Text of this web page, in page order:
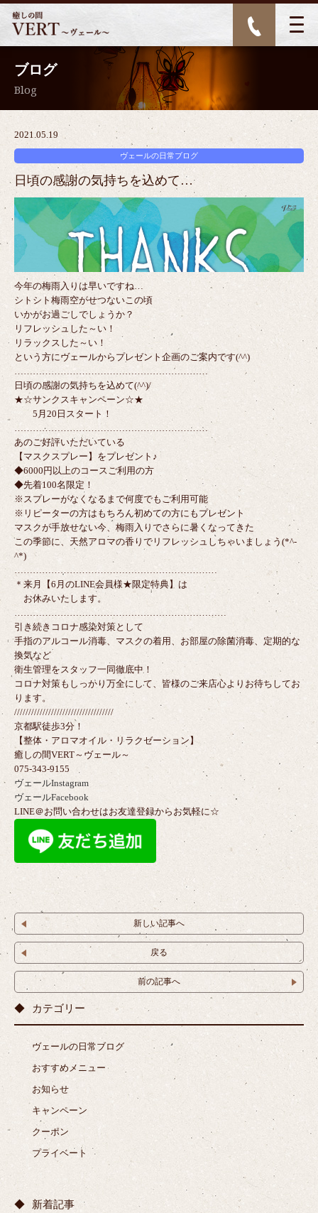
ブログ
Blog
2021.05.19
ヴェールの日常ブログ
日頃の感謝の気持ちを込めて…
今年の梅雨入りは早いですね…
シトシト梅雨空がせつないこの頃
いかがお過ごしでしょうか？
リフレッシュした～い！
リラックスした～い！
という方にヴェールからプレゼント企画のご案内です(^^)
………………………………………………………
日頃の感謝の気持ちを込めて(^^)/
★☆サンクスキャンペーン☆★
5月20日スタート！
………………………………………………………
あのご好評いただいている
【マスクスプレー】をプレゼント♪
◆6000円以上のコースご利用の方
◆先着100名限定！
※スプレーがなくなるまで何度でもご利用可能
※リピーターの方はもちろん初めての方にもプレゼント
マスクが手放せない今、梅雨入りでさらに暑くなってきた
この季節に、天然アロマの香りでリフレッシュしちゃいましょう(*^-
^*)
…………………………………………………………
＊来月【6月のLINE会員様★限定特典】は
お休みいたします。
……………………………………………………………
引き続きコロナ感染対策として
手指のアルコール消毒、マスクの着用、お部屋の除菌消毒、定期的な
換気など
衛生管理をスタッフ一同徹底中！
コロナ対策もしっかり万全にして、皆様のご来店心よりお待ちしてお
ります。
///////////////////////////////////
京都駅徒歩3分！
【整体・アロマオイル・リラクゼーション】
癒しの間VERT～ヴェール～
075-343-9155
ヴェールInstagram
ヴェールFacebook
LINE＠お問い合わせはお友達登録からお気軽に☆
新しい記事へ
戻る
前の記事へ
カテゴリー
ヴェールの日常ブログ
おすすめメニュー
お知らせ
キャンペーン
クーポン
プライベート
新着記事